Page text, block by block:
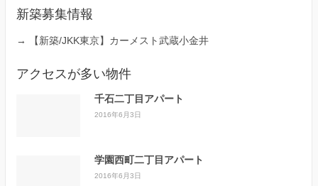
新築募集情報
→ 【新築/JKK東京】カーメスト武蔵小金井
アクセスが多い物件
千石二丁目アパート
2016年6月3日
学園西町二丁目アパート
2016年6月3日